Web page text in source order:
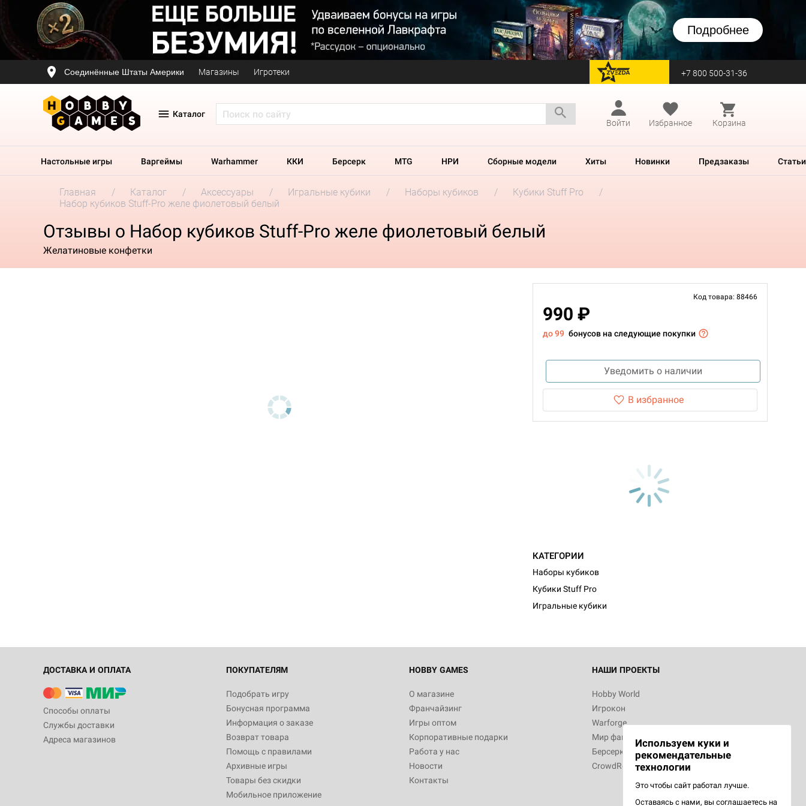
Подробнее
Соединённые Штаты Америки Магазины Игротеки перейти на Zvezda +7 800 500-31-36
Каталог
Войти
Избранное Корзина
Настольные игры Варгеймы Warhammer ККИ Берсерк MTG НРИ Сборные модели Хиты Новинки Предзаказы Статьи
Главная Каталог Аксессуары Игральные кубики Наборы кубиков
Кубики Stuff Pro
Набор кубиков Stuff-Pro желе фиолетовый белый
Отзывы о Набор кубиков Stuff-Pro желе фиолетовый белый
Желатиновые конфетки
Код товара: 88466
990 ₽
до 99 бонусов на следующие покупки
Уведомить о наличии
В избранное
КАТЕГОРИИ
Наборы кубиков
Кубики Stuff Pro
Игральные кубики
ДОСТАВКА И ОПЛАТА
Способы оплаты
Службы доставки
Адреса магазинов
ПОКУПАТЕЛЯМ
Подобрать игру
Бонусная программа
Информация о заказе
Возврат товара
Помощь с правилами
Архивные игры
Товары без скидки
Мобильное приложение
HOBBY GAMES
О магазине
Франчайзинг
Игры оптом
Корпоративные подарки
Работа у нас
Новости
Контакты
НАШИ ПРОЕКТЫ
Hobby World
Игрокон
Warforge
Мир фантастики
Берсерк
CrowdRepublic
Используем куки и
рекомендательные
технологии
Это чтобы сайт работал лучше.
Оставаясь с нами, вы соглашаетесь на